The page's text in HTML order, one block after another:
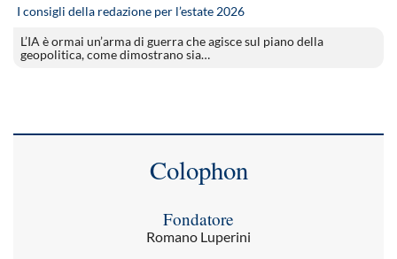
I consigli della redazione per l’estate 2026
L’IA è ormai un’arma di guerra che agisce sul piano della
geopolitica, come dimostrano sia…
Colophon
Fondatore
Romano Luperini